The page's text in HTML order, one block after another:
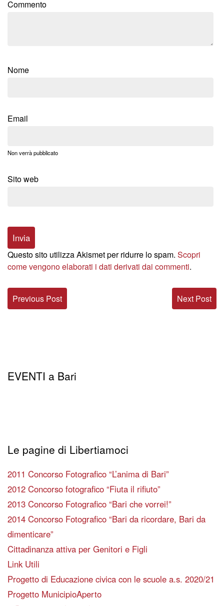
Commento
Nome
Email
Non verrà pubblicato
Sito web
Questo sito utilizza Akismet per ridurre lo spam. Scopri
come vengono elaborati i dati derivati dai commenti.
Next Post
Previous Post
EVENTI a Bari
Le pagine di Libertiamoci
2011 Concorso Fotografico “L’anima di Bari”
2012 Concorso fotografico “Fiuta il rifiuto”
2013 Concorso Fotografico “Bari che vorrei!”
2014 Concorso Fotografico “Bari da ricordare, Bari da
dimenticare”
Cittadinanza attiva per Genitori e Figli
Link Utili
Progetto di Educazione civica con le scuole a.s. 2020/21
Progetto MunicipioAperto